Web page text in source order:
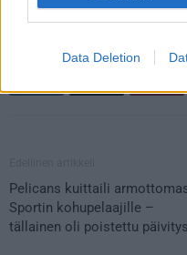
Data Deletion
Pelicans kuittaili
Sportin kohupelaajille –
tällainen oli poistettu päivitys